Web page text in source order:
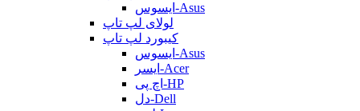
ایسوس-Asus
لولای لپ تاپ
کیبورد لپ تاپ
ایسوس-Asus
ایسر-Acer
اچ پی-HP
دل-Dell